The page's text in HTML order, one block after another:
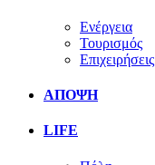
Ενέργεια
Τουρισμός
Επιχειρήσεις
ΑΠΟΨΗ
LIFE